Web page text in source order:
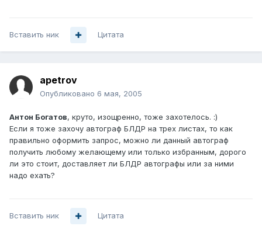
Вставить ник Цитата
apetrov
Опубликовано 6 мая, 2005
Антон Богатов, круто, изощренно, тоже захотелось. :)
Если я тоже захочу автограф БЛДР на трех листах, то как
правильно оформить запрос, можно ли данный автограф
получить любому желающему или только избранным, дорого
ли это стоит, доставляет ли БЛДР автографы или за ними
надо ехать?
Вставить ник Цитата